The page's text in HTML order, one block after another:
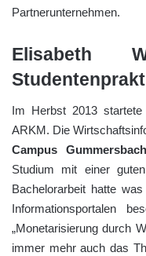
Partnerunternehmen.
Elisabeth
Im Herbst 2013 startete
ARKM. Die
Campus Gummersbach
Studium mit einer
Bachelorarbeit hatte
Informationsportalen
„Monetarisierung durch
immer mehr auch das